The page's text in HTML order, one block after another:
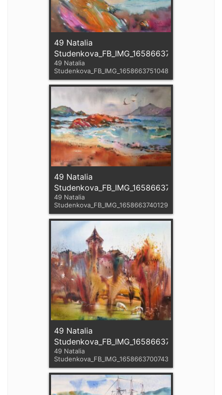
49 Natalia
Studenkova_FB_IMG_1658663751048
49 Natalia
Studenkova_FB_IMG_1658663751048
49 Natalia
Studenkova_FB_IMG_1658663740129
49 Natalia
Studenkova_FB_IMG_1658663740129
49 Natalia
Studenkova_FB_IMG_1658663700743
49 Natalia
Studenkova_FB_IMG_1658663700743